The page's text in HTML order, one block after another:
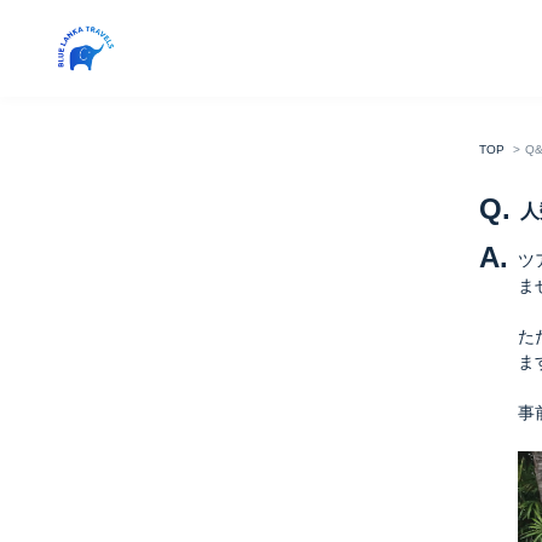
TOP
Q.
A.
ツ
ま
た
ま
事